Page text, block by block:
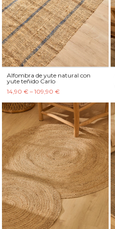
Alfombra de yute natural con
yute teñido Carlo
14,90 € – 109,90 €